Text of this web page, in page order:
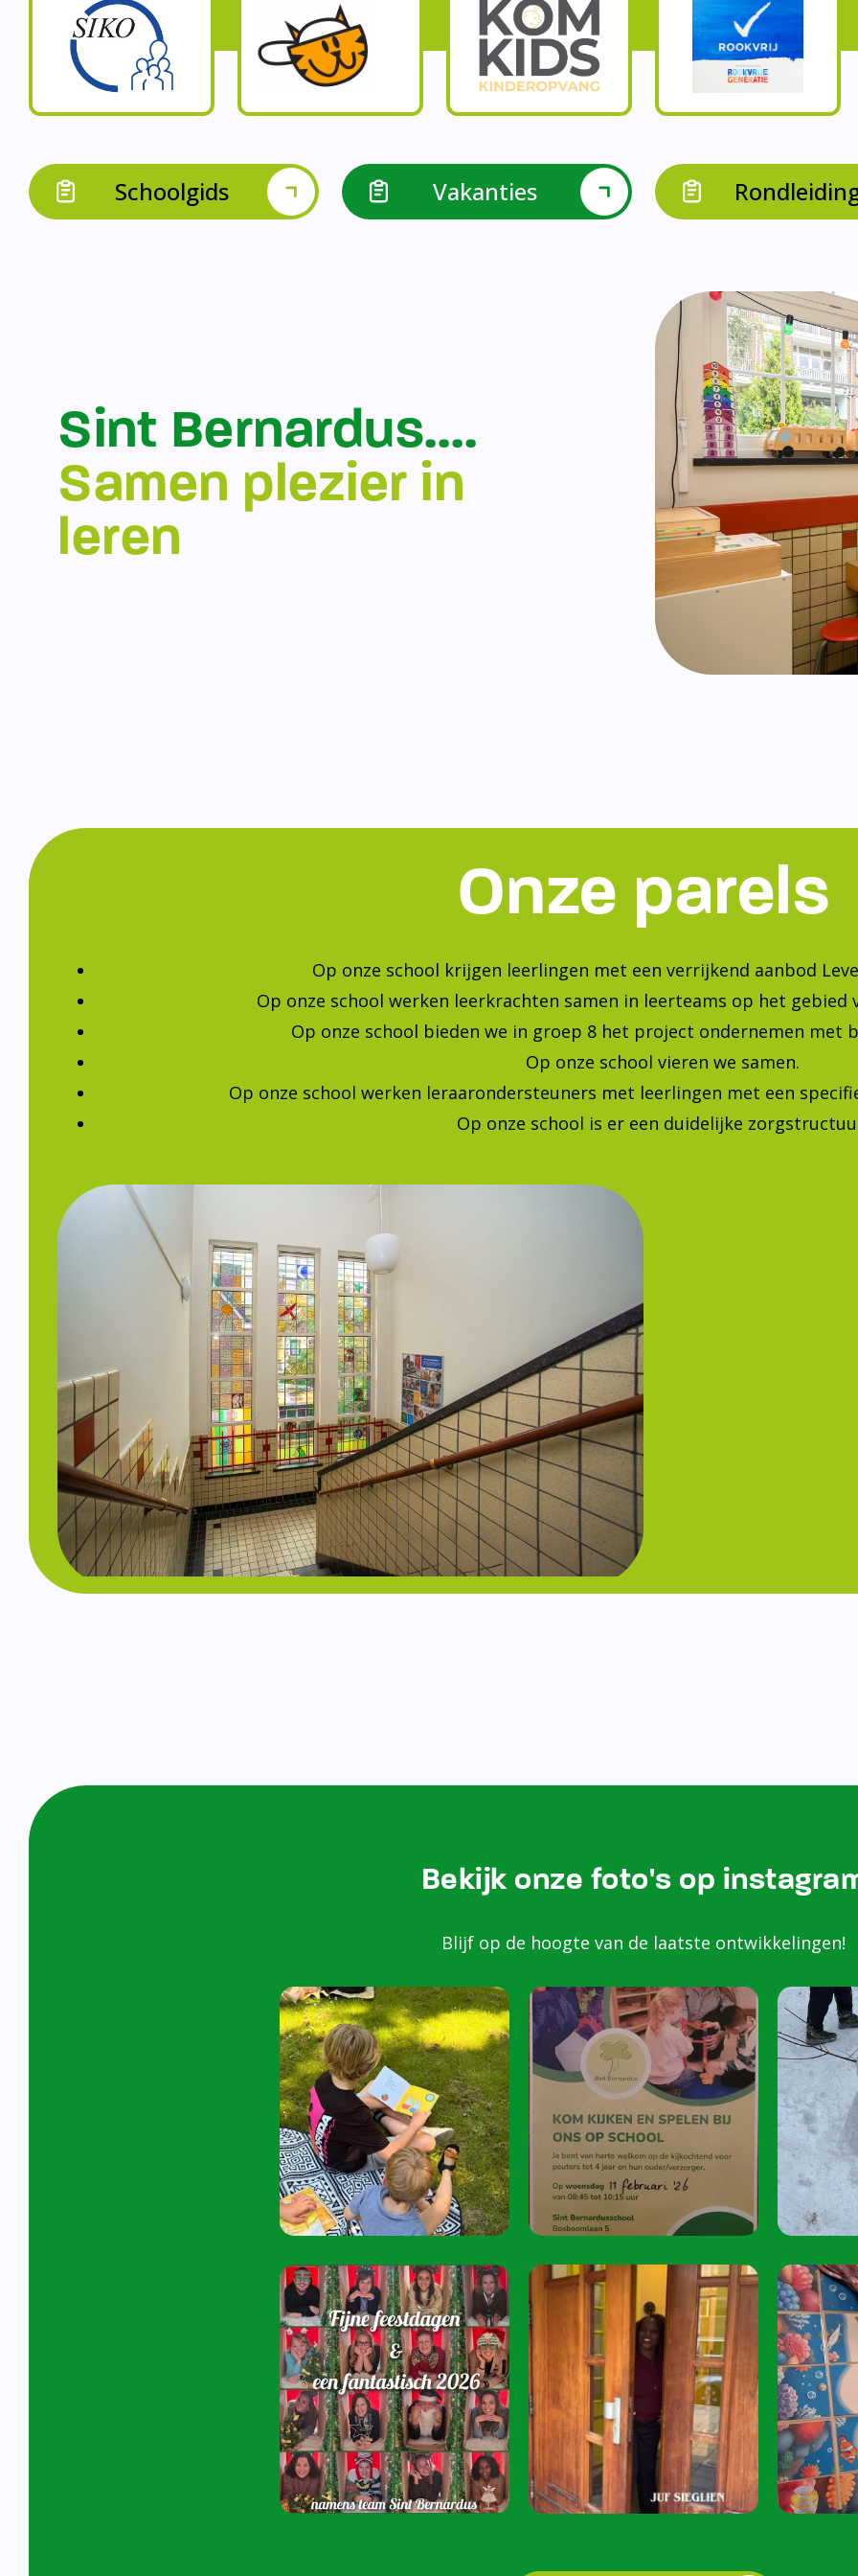
Op onze school krijgen leerlingen met een verrijkend aanbod
Op onze school werken leerkrachten samen in leerteams op het gebied
Op onze school vieren we samen.
Op onze school werken leraarondersteuners met leerlingen met een
Bekijk onze foto's op
Blijf op de hoogte van de laatste ontwikkelingen!
Kom
Peuters van 2
harte welkom
juni 2026 van
Speel je mee?